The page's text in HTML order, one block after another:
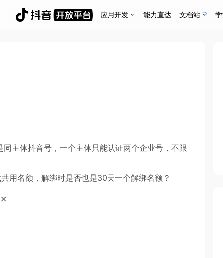
应用开发 能力直达 文档站
主体抖音号，一个主体只能认证两个企业号，不限
用名额，解绑时是否也是30天一个解绑名额？